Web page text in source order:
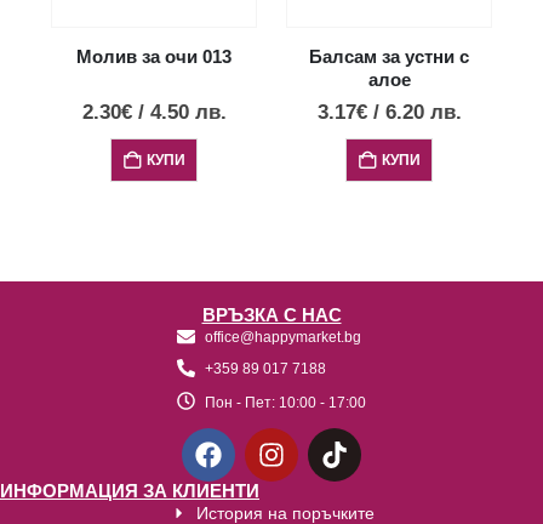
Молив за очи 013
2.30€ / 4.50 лв.
КУПИ
Балсам за устни с
алое
3.17€ / 6.20 лв.
КУПИ
ВРЪЗКА С НАС
office@happymarket.bg
+359 89 017 7188
Пон - Пет: 10:00 - 17:00
ИНФОРМАЦИЯ ЗА КЛИЕНТИ
История на поръчките